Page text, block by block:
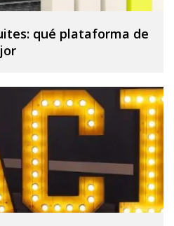
qué plataforma de